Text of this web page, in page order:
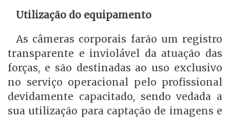
Utilização do equipamento
As câmeras corporais farão um registro
transparente e inviolável da atuação das
forças, e são destinadas ao uso exclusivo
no serviço operacional pelo profissional
devidamente capacitado, sendo vedada a
sua utilização para captação de imagens e